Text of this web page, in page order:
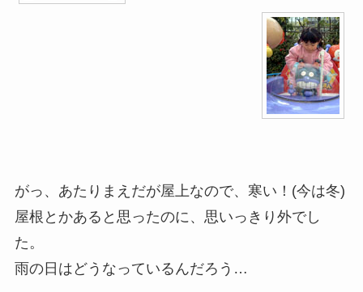
がっ、あたりまえだが屋上なので、寒い！(今は冬)
屋根とかあると思ったのに、思いっきり外でし
た。
雨の日はどうなっているんだろう…